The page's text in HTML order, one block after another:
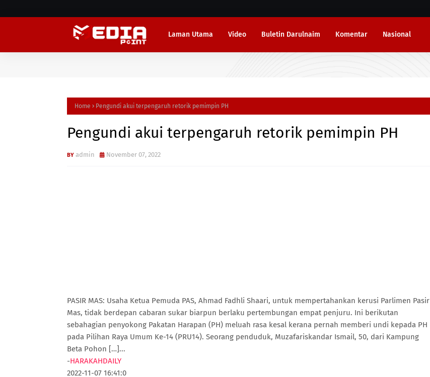
Laman Utama Video Buletin Darulnaim Komentar Nasional
Home Pengundi akui terpengaruh retorik pemimpin PH
Pengundi akui terpengaruh retorik pemimpin PH
admin November 07, 2022
PASIR MAS: Usaha Ketua Pemuda PAS, Ahmad Fadhli Shaari, untuk mempertahankan kerusi Parlimen Pasir
Mas, tidak berdepan cabaran sukar biarpun berlaku pertembungan empat penjuru. Ini berikutan
sebahagian penyokong Pakatan Harapan (PH) meluah rasa kesal kerana pernah memberi undi kepada PH
pada Pilihan Raya Umum Ke-14 (PRU14). Seorang penduduk, Muzafariskandar Ismail, 50, dari Kampung
Beta Pohon […]...
-HARAKAHDAILY
2022-11-07 16:41:0